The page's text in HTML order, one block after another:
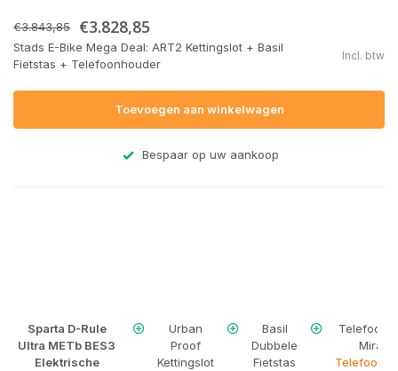
€3.843,85 €3.828,85
Stads E-Bike Mega Deal: ART2 Kettingslot + Basil
Fietstas + Telefoonhouder
Incl. btw
Toevoegen aan winkelwagen
Bespaar op uw aankoop
Sparta D-Rule
Ultra METb BES3
Elektrische
Urban
Proof
Kettingslot
Basil
Dubbele
Fietstas